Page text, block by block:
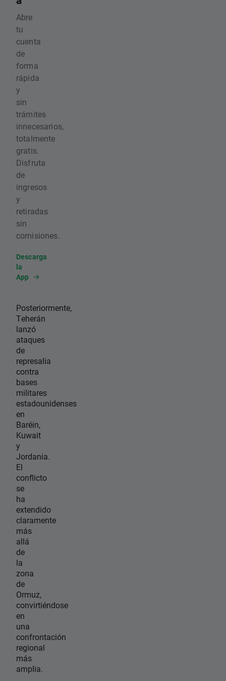
Abre
tu
cuenta
de
forma
rápida
y
sin
trámites
innecesarios,
totalmente
gratis.
Disfruta
de
ingresos
y
retiradas
sin
comisiones.
Descarga
la
App
Posteriormente,
Teherán
lanzó
ataques
de
represalia
contra
bases
militares
estadounidenses
en
Baréin,
Kuwait
y
Jordania.
El
conflicto
se
ha
extendido
claramente
más
allá
de
la
zona
de
Ormuz,
convirtiéndose
en
una
confrontación
regional
más
amplia.